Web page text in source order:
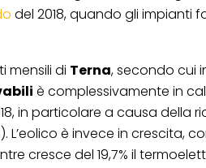
del 2018, quando gli impianti
mensili di Terna, secondo cui
è complessivamente in
in particolare a causa della
è invece in crescita,
cresce del 19,7% il